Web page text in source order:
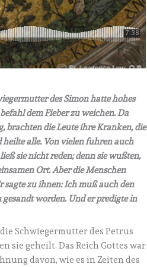
des Simon hatte hohes
dem Fieber zu weichen. Da
brachten die Leute ihre Kranken, die
heilte alle. Von vielen fuhren auch
sie nicht reden; denn sie wußten,
Ort. Aber die Menschen
sagte zu ihnen: Ich muß auch den
worden. Und er predigte in
Schwiegermutter des Petrus
sie geheilt. Das Reich Gottes war
davon, wie es in Zeiten des